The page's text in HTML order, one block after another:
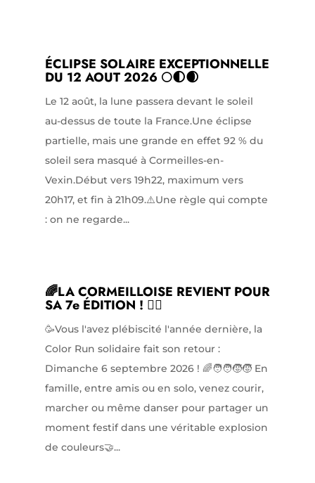
ÉCLIPSE SOLAIRE EXCEPTIONNELLE
DU 12 AOUT 2026 🌕🌓🌒
Le 12 août, la lune passera devant le soleil
au-dessus de toute la France.Une éclipse
partielle, mais une grande en effet 92 % du
soleil sera masqué à Cormeilles-en-
Vexin.Début vers 19h22, maximum vers
20h17, et fin à 21h09.⚠️Une règle qui compte
: on ne regarde...
🌈LA CORMEILLOISE REVIENT POUR
SA 7e ÉDITION ! 🏃‍♀️
🥳Vous l'avez plébiscité l'année dernière, la
Color Run solidaire fait son retour :
Dimanche 6 septembre 2026 ! 🌈🧑‍🧑‍🧒‍🧒 En
famille, entre amis ou en solo, venez courir,
marcher ou même danser pour partager un
moment festif dans une véritable explosion
de couleurs🤝...